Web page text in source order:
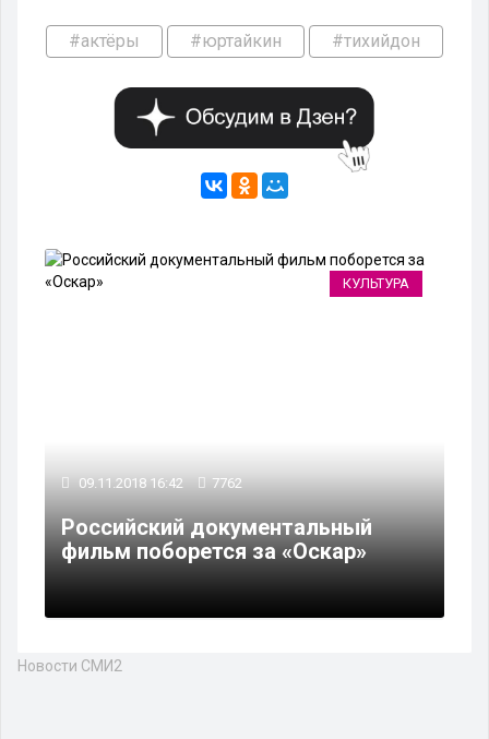
#актёры #юртайкин #тихийдон
КУЛЬТУРА
09.11.2018 16:42 7762
Российский документальный
фильм поборется за «Оскар»
Новости СМИ2